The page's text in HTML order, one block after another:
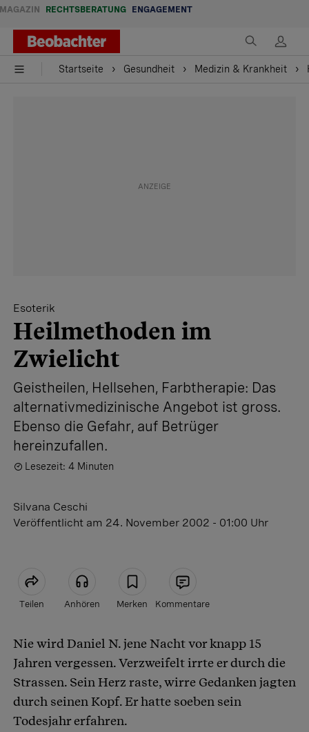
MAGAZIN RECHTSBERATUNG ENGAGEMENT
Startseite Gesundheit Medizin & Krankheit
Esoterik
Heilmethoden im
Zwielicht
Geistheilen, Hellsehen, Farbtherapie: Das
alternativmedizinische Angebot ist gross.
Ebenso die Gefahr, auf Betrüger
hereinzufallen.
Lesezeit: 4 Minuten
Silvana Ceschi
Veröffentlicht am 24. November 2002 - 01:00 Uhr
Teilen Anhören Merken Kommentare
Artikel teilen
Nie wird Daniel N. jene Nacht vor knapp 15
Jahren vergessen. Verzweifelt irrte er durch die
Strassen. Sein Herz raste, wirre Gedanken jagten
durch seinen Kopf. Er hatte soeben sein
Todesjahr erfahren.